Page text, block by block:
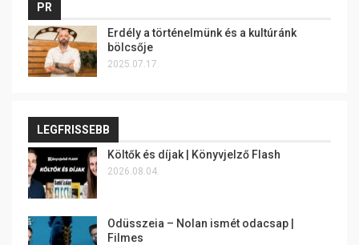
PR
Erdély a történelmünk és a kultúránk
bölcsője
2025.07.17.
LEGFRISSEBB
Költők és díjak | Könyvjelző Flash
2026.08.04.
Odüsszeia – Nolan ismét odacsap |
Filmes